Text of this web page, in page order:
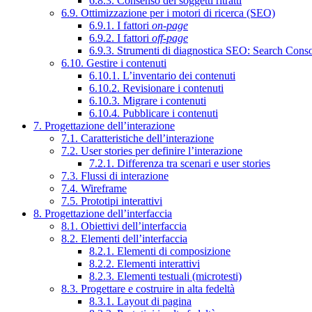
6.9. Ottimizzazione per i motori di ricerca (SEO)
6.9.1. I fattori on-page
6.9.2. I fattori off-page
6.9.3. Strumenti di diagnostica SEO: Search
6.10. Gestire i contenuti
6.10.1. L’inventario dei contenuti
6.10.2. Revisionare i contenuti
6.10.3. Migrare i contenuti
6.10.4. Pubblicare i contenuti
7. Progettazione dell’interazione
7.1. Caratteristiche dell’interazione
7.2. User stories per definire l’interazione
7.2.1. Differenza tra scenari e user stories
7.3. Flussi di interazione
7.4. Wireframe
7.5. Prototipi interattivi
8. Progettazione dell’interfaccia
8.1. Obiettivi dell’interfaccia
8.2. Elementi dell’interfaccia
8.2.1. Elementi di composizione
8.2.2. Elementi interattivi
8.2.3. Elementi testuali (microtesti)
8.3. Progettare e costruire in alta fedeltà
8.3.1. Layout di pagina